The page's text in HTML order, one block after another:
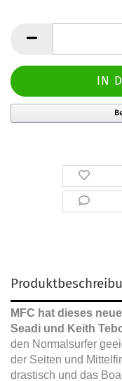
MFC hat dieses
Seadi und Keith
den Normalsurfer
der Seiten und
drastisch und das